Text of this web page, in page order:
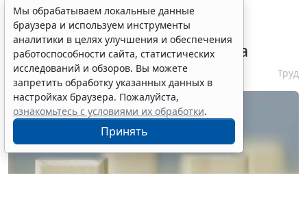
Сервис автоматического
аннулирования патентов за
неуплату запустят с 10 августа
6 августа 2026 16:19 Труд
Мы обрабатываем локальные данные
браузера и используем инструменты
аналитики в целях улучшения и обеспечения
работоспособности сайта, статистических
исследований и обзоров. Вы можете
запретить обработку указанных данных в
настройках браузера. Пожалуйста,
ознакомьтесь с условиями их обработки.
Принять